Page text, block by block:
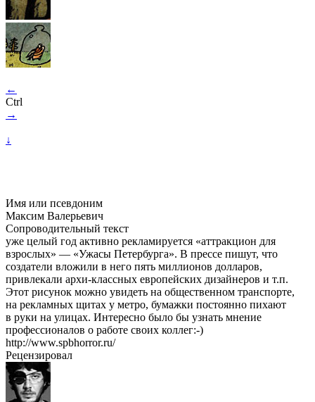
←
Ctrl
→
↓
Имя или псевдоним
Максим Валерьевич
Сопроводительный текст
уже целый год активно рекламируется «аттракцион для
взрослых» — «Ужасы Петербурга». В прессе пишут, что
создатели вложили в него пять миллионов долларов,
привлекали архи-классных европейских дизайнеров и т.п.
Этот рисунок можно увидеть на общественном транспорте,
на рекламных щитах у метро, бумажки постоянно пихают
в руки на улицах. Интересно было бы узнать мнение
профессионалов о работе своих коллег:-)
http://www.spbhorror.ru/
Рецензировал